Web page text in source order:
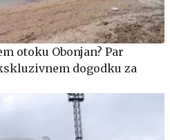
otoku Obonjan? Par
dogodku za